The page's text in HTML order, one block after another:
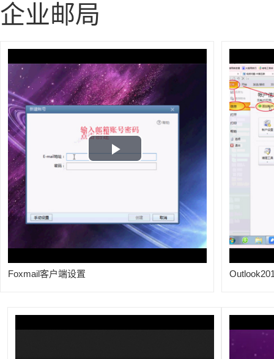
企业邮局
Play
Foxmail客户端设置